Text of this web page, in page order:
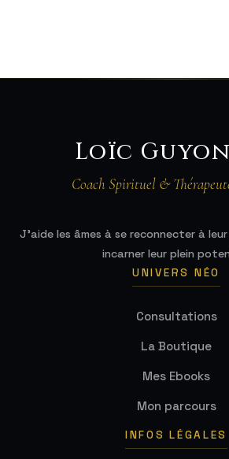
Loïc
Coach Spirituel &
J'aide les âmes à se reconnecter à
incarner leur plein
UNIVERS NÉO
Consultations
La Boutique
Mes Ebooks
Mon parcours
INFOS LÉGALES